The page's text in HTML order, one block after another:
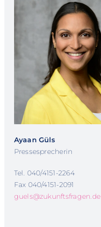
Ayaan Güls
Pressesprecherin
Tel. 040/4151-2264
Fax 040/4151-2091
guels@zukunftsfragen.de